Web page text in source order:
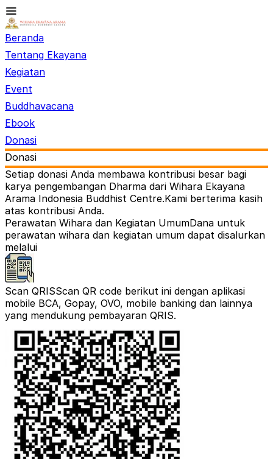
Beranda
Tentang Ekayana
Kegiatan
Event
Buddhavacana
Ebook
Donasi
Donasi
Setiap donasi Anda membawa kontribusi besar bagi
karya pengembangan Dharma dari Wihara Ekayana
Arama Indonesia Buddhist Centre.Kami berterima kasih
atas kontribusi Anda.
Perawatan Wihara dan Kegiatan UmumDana untuk
perawatan wihara dan kegiatan umum dapat disalurkan
melalui
Scan QRISScan QR code berikut ini dengan aplikasi
mobile BCA, Gopay, OVO, mobile banking dan lainnya
yang mendukung pembayaran QRIS.